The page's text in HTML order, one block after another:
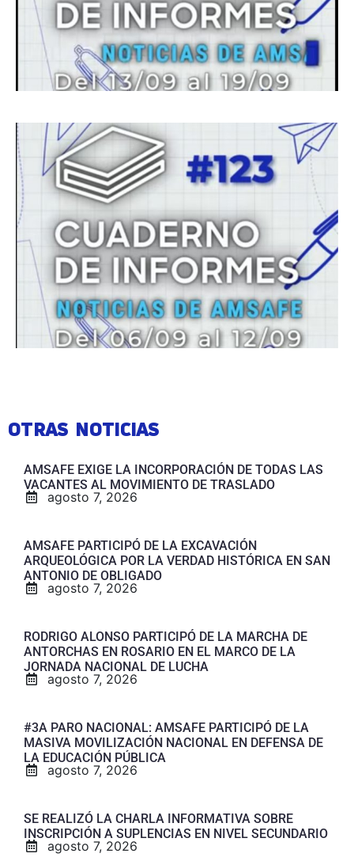
OTRAS NOTICIAS
AMSAFE EXIGE LA INCORPORACIÓN DE TODAS LAS
VACANTES AL MOVIMIENTO DE TRASLADO
agosto 7, 2026
AMSAFE PARTICIPÓ DE LA EXCAVACIÓN
ARQUEOLÓGICA POR LA VERDAD HISTÓRICA EN SAN
ANTONIO DE OBLIGADO
agosto 7, 2026
RODRIGO ALONSO PARTICIPÓ DE LA MARCHA DE
ANTORCHAS EN ROSARIO EN EL MARCO DE LA
JORNADA NACIONAL DE LUCHA
agosto 7, 2026
#3A PARO NACIONAL: AMSAFE PARTICIPÓ DE LA
MASIVA MOVILIZACIÓN NACIONAL EN DEFENSA DE
LA EDUCACIÓN PÚBLICA
agosto 7, 2026
SE REALIZÓ LA CHARLA INFORMATIVA SOBRE
INSCRIPCIÓN A SUPLENCIAS EN NIVEL SECUNDARIO
agosto 7, 2026